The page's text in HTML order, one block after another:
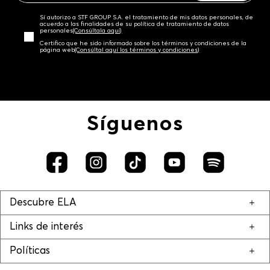
Sí autorizo a STF GROUP S.A. el tratamiento de mis datos personales, de
acuerdo a las finalidades de su política de tratamiento de datos
personales‎(Consúltala aquí)
Certifico que he sido informado sobre los términos y condiciones de la
página web‎(Consúltal aquí los términos y condiciones)
Síguenos
Descubre ELA
Links de interés
Políticas